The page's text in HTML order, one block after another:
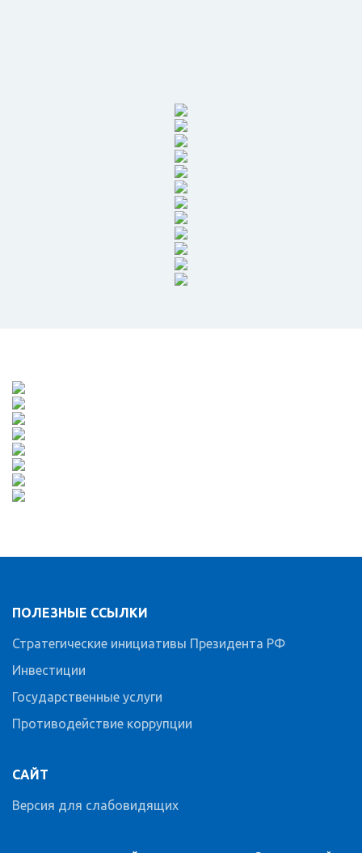
ПОЛЕЗНЫЕ ССЫЛКИ
Стратегические инициативы Президента РФ
Инвестиции
Государственные услуги
Противодействие коррупции
САЙТ
Версия для слабовидящих